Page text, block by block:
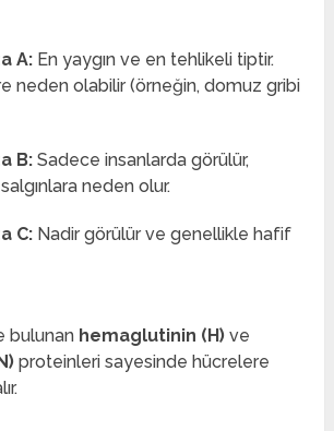
A:En yaygın ve en tehlikeli tiptir.
neden olabilir (örneğin, domuz gribi
B:Sadece insanlarda görülür,
neden olur.
C:Nadir görülür ve genellikle hafif
bulunan hemaglutinin (H) ve
proteinleri sayesinde hücrelere